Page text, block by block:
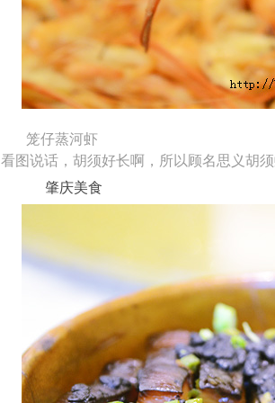
笼仔蒸河虾
看图说话，胡须好长啊，所以顾名思义胡
肇庆美食